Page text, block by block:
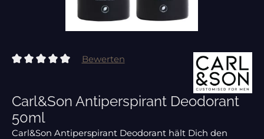
Durchschnittliche Bewertung von 0 von 5 Sternen
Bewerten
Carl&Son Antiperspirant Deodorant
50ml
Carl&Son Antiperspirant Deodorant hält Dich den